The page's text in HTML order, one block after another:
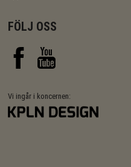
FÖLJ OSS
Vi ingår i koncernen: